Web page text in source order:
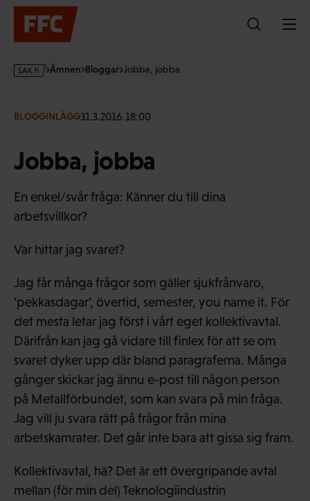
Hoppa
innehållet
s
·
Ämnen Bloggar Jobba, jobba
BLOGGINLÄGG31.3.2016 18:00
Jobba, jobba
En enkel/svår fråga: Känner du till dina
arbetsvillkor?
Var hittar jag svaret?
Jag får många frågor som gäller sjukfrånvaro,
’pekkasdagar’, övertid, semester, you name it. För
det mesta letar jag först i vårt eget kollektivavtal.
Därifrån kan jag gå vidare till finlex för att se om
svaret dyker upp där bland paragraferna. Många
gånger skickar jag ännu e-post till någon person
på Metallförbundet, som kan svara på min fråga.
Jag vill ju svara rätt på frågor från mina
arbetskamrater. Det går inte bara att gissa sig fram.
Kollektivavtal, hä? Det är ett övergripande avtal
mellan (för min del) Teknologiindustrin